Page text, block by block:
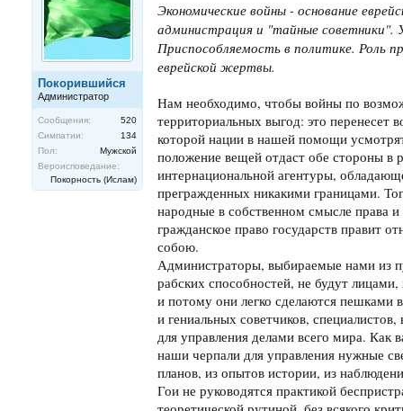
Покорившийся
Администратор
Сообщения:
520
Симпатии:
134
Пол:
Мужской
Вероисповедание:
Покорность (Ислам)
Экономические войны - основание
администрация и "тайные советники".
Приспособляемость в политике. Роль
еврейской жертвы.
Нам необходимо, чтобы войны по
территориальных выгод: это перенесет
которой нации в нашей помощи
положение вещей отдаст обе стороны в
интернациональной агентуры,
прегражденных никакими границами.
народные в собственном смысле права
гражданское право государств правит
собою.
Администраторы, выбираемые нами из
рабских способностей, не будут
и потому они легко сделаются
и гениальных советчиков,
для управления делами всего мира. Как
наши черпали для управления нужные
планов, из опытов истории, из
Гои не руководятся практикой